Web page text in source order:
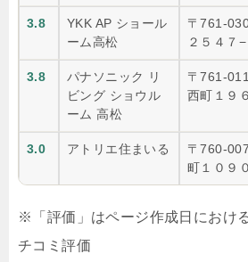
3.8
YKK AP ショール
ーム高松
〒761-
２５４７−
3.8
パナソニック リ
ビング ショウル
ーム 高松
〒761-
西町１９
3.0 アトリエ住まいる
〒760-
町１０９
※「評価」はページ作成日におけ
チコミ評価